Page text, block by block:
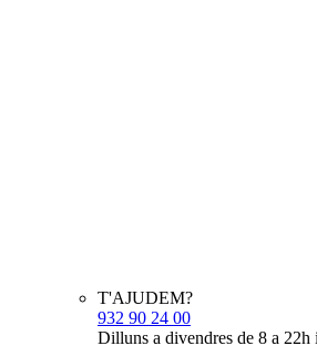
T'AJUDEM?
932 90 24 00
Dilluns a divendres de 8 a 22h